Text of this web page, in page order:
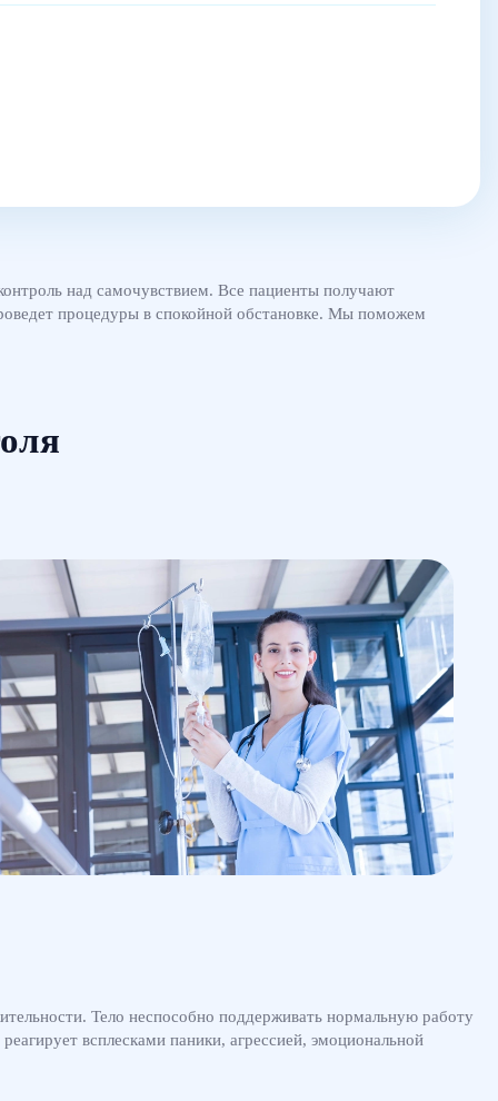
над самочувствием. Все пациенты получают
процедуры в спокойной обстановке. Мы поможем
Тело неспособно поддерживать нормальную работу
всплесками паники, агрессией, эмоциональной